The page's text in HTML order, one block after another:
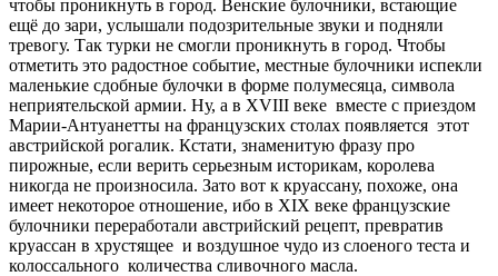
чтобы проникнуть в город. Венские булочники, встающие
ещё до зари, услышали подозрительные звуки и подняли
тревогу. Так турки не смогли проникнуть в город. Чтобы
отметить это радостное событие, местные булочники испекли
маленькие сдобные булочки в форме полумесяца, символа
неприятельской армии. Ну, а в XVIII веке вместе с приездом
Марии-Антуанетты на французских столах появляется этот
австрийской рогалик. Кстати, знаменитую фразу про
пирожные, если верить серьезным историкам, королева
никогда не произносила. Зато вот к круассану, похоже, она
имеет некоторое отношение, ибо в XIX веке французские
булочники переработали австрийский рецепт, превратив
круассан в хрустящее и воздушное чудо из слоеного теста и
колоссального количества сливочного масла.